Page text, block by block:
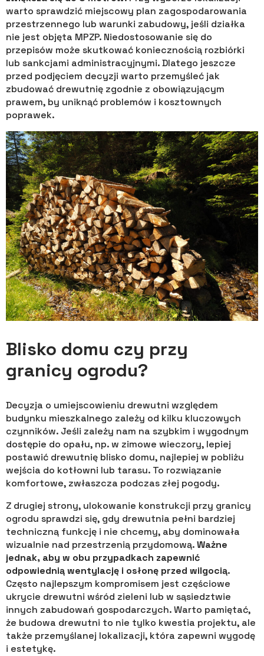
warto sprawdzić miejscowy plan zagospodarowania
przestrzennego lub warunki zabudowy, jeśli działka
nie jest objęta MPZP. Niedostosowanie się do
przepisów może skutkować koniecznością rozbiórki
lub sankcjami administracyjnymi. Dlatego jeszcze
przed podjęciem decyzji warto przemyśleć jak
zbudować drewutnię zgodnie z obowiązującym
prawem, by uniknąć problemów i kosztownych
poprawek.
Blisko domu czy przy
granicy ogrodu?
Decyzja o umiejscowieniu drewutni względem
budynku mieszkalnego zależy od kilku kluczowych
czynników. Jeśli zależy nam na szybkim i wygodnym
dostępie do opału, np. w zimowe wieczory, lepiej
postawić drewutnię blisko domu, najlepiej w pobliżu
wejścia do kotłowni lub tarasu. To rozwiązanie
komfortowe, zwłaszcza podczas złej pogody.
Z drugiej strony, ulokowanie konstrukcji przy granicy
ogrodu sprawdzi się, gdy drewutnia pełni bardziej
techniczną funkcję i nie chcemy, aby dominowała
wizualnie nad przestrzenią przydomową.Ważne
jednak, aby w obu przypadkach zapewnić
odpowiednią wentylację i osłonę przed wilgocią.
Często najlepszym kompromisem jest częściowe
ukrycie drewutni wśród zieleni lub w sąsiedztwie
innych zabudowań gospodarczych. Warto pamiętać,
że budowa drewutni to nie tylko kwestia projektu, ale
także przemyślanej lokalizacji, która zapewni wygodę
i estetykę.